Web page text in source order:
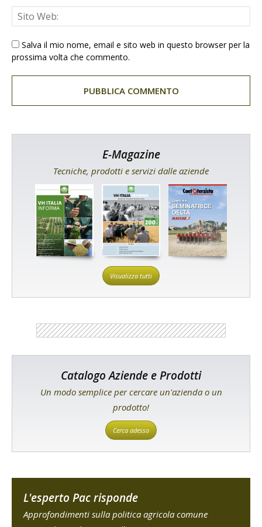
Salva il mio nome, email e sito web in questo browser per la
prossima volta che commento.
E-Magazine
Tecniche, prodotti e servizi dalle aziende
Visualizza tutti
Catalogo Aziende e Prodotti
Un modo semplice per cercare un'azienda o un
prodotto!
Cerca adesso
L'esperto Pac risponde
Approfondimenti sulla politica agricola comune